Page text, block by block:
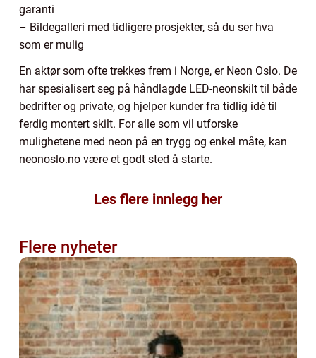
garanti
– Bildegalleri med tidligere prosjekter, så du ser hva
som er mulig
En aktør som ofte trekkes frem i Norge, er Neon Oslo. De
har spesialisert seg på håndlagde LED-neonskilt til både
bedrifter og private, og hjelper kunder fra tidlig idé til
ferdig montert skilt. For alle som vil utforske
mulighetene med neon på en trygg og enkel måte, kan
neonoslo.no være et godt sted å starte.
Les flere innlegg her
Flere nyheter